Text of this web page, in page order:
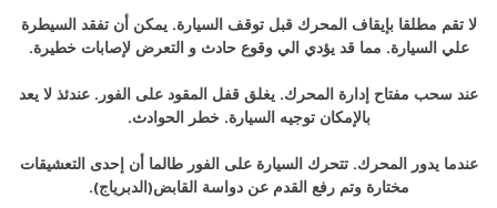
لا تقم مطلقا بإيقاف المحرك قبل توقف السيارة. يمكن أن تفقد السيطرة
علي السيارة. مما قد يؤدي الي وقوع حادث و التعرض لإصابات خطيرة.
عند سحب مفتاح إدارة المحرك. يغلق قفل المقود على الفور. عندئذ لا يعد
بالإمكان توجيه السيارة. خطر الحوادث.
عندما يدور المحرك. تتحرك السيارة على الفور طالما أن إحدى التعشيقات
مختارة وتم رفع القدم عن دواسة القابض(الدبرياج).